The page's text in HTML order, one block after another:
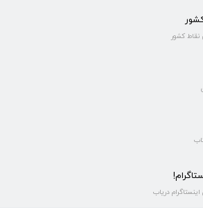
کشور
دریاب